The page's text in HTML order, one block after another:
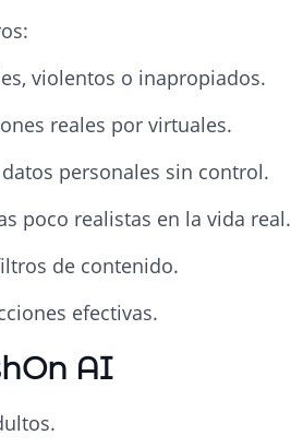
violentos o inapropiados.
reales por virtuales.
personales sin control.
poco realistas en la vida real.
de contenido.
efectivas.
AI